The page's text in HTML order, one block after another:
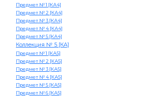
Предмет № 1 [КА4]
Предмет № 2 [КА4]
Предмет № 3 [КА4]
Предмет № 4 [КА4]
Предмет № 5 [КА4]
Коллекция № 5 [КА]
Предмет № 1 [КА5]
Предмет № 2 [КА5]
Предмет № 3 [КА5]
Предмет № 4 [КА5]
Предмет № 5 [КА5]
Предмет № 6 [КА5]